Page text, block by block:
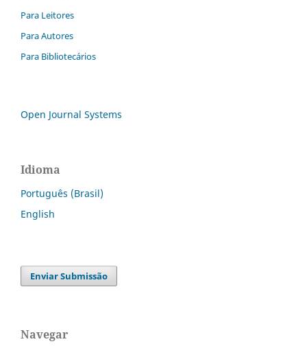
Para Leitores
Para Autores
Para Bibliotecários
Open Journal Systems
Idioma
Português (Brasil)
English
Enviar Submissão
Navegar